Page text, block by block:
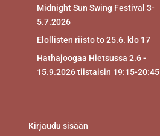
Midnight Sun Swing Festival 3-
5.7.2026
Elollisten riisto to 25.6. klo 17
Hathajoogaa Hietsussa 2.6 -
15.9.2026 tiistaisin 19:15-20:45
Kirjaudu sisään